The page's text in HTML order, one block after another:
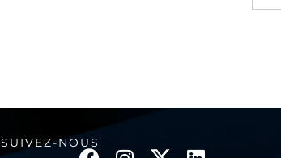
SUIVEZ-NOUS